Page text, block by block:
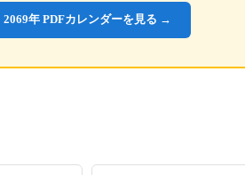
2069年 PDFカレンダーを見る →